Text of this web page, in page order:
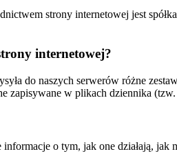
strony internetowej jest
internetowej?
do naszych serwerów różne
zapisywane w plikach dziennika
o tym, jak one działają,